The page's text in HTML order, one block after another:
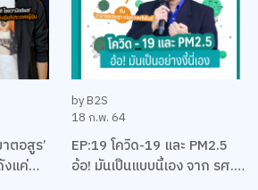
ตอสูร’
งแค่
by B2S
18 ก.พ. 64
EP:19 โควิด-19 และ PM2.5
อ้อ! มันเป็นแบบนี้เอง จาก รศ.